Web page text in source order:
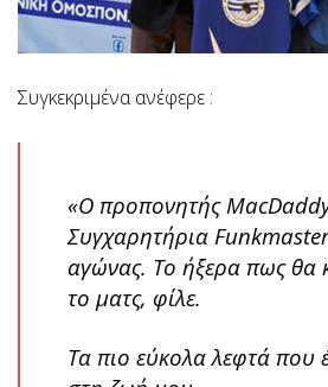
Συγκεκριμένα ανέφερε :
«Ο προπονητής
Συγχαρητήρια
αγώνας. Το ήξερα πως θα
το ματς, φίλε.
Τα πιο εύκολα λεφτά που